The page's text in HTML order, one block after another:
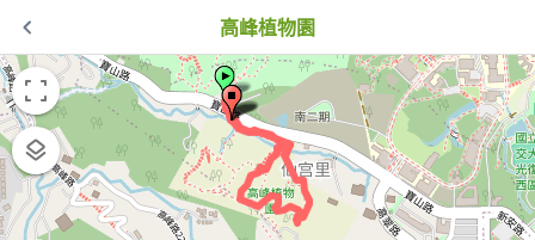
高峰植物園